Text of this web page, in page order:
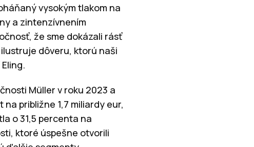
vysokým tlakom na
a zintenzívnením
že sme dokázali rásť
dôveru, ktorú naši
Müller v roku 2023 a
približne 1,7 miliardy eur,
o 31,5 percenta na
ktoré úspešne otvorili